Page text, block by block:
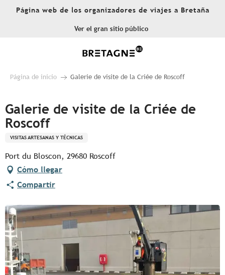
AllerPágina web de los organizadores de viajes a Bretaña
Ver el gran sitio público
Página de inicio Galerie de visite de la Criée de Roscoff
Galerie de visite de la Criée de
Roscoff
VISITAS ARTESANAS Y TÉCNICAS
Port du Bloscon, 29680 Roscoff
Cómo llegar
Compartir